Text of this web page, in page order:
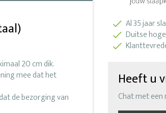
20 cm dik.
mee dat het
de bezorging van
Al 35 jaar
Duitse
Heeft u
Chat met